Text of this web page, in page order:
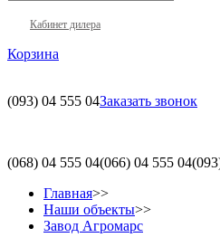
Кабинет дилера
Корзина
(093) 04 555 04Заказать звонок
(068) 04 555 04(066) 04 555 04
Главная>>
Наши объекты>>
Завод Агромарс